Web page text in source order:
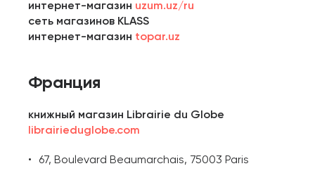
интернет-магазин uzum.uz/ru
сеть магазинов KLASS
интернет-магазин topar.uz
Франция
книжный магазин Librairie du Globe
librairieduglobe.com
67, Boulevard Beaumarchais, 75003 Paris